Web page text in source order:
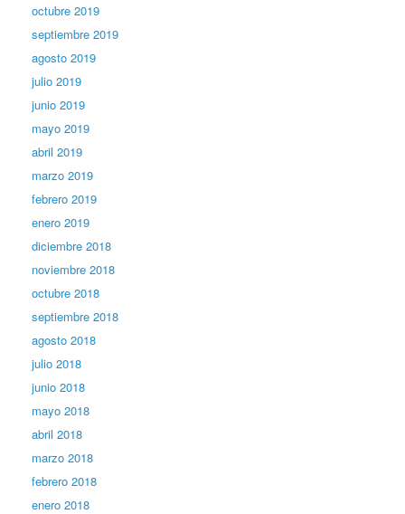
octubre 2019
septiembre 2019
agosto 2019
julio 2019
junio 2019
mayo 2019
abril 2019
marzo 2019
febrero 2019
enero 2019
diciembre 2018
noviembre 2018
octubre 2018
septiembre 2018
agosto 2018
julio 2018
junio 2018
mayo 2018
abril 2018
marzo 2018
febrero 2018
enero 2018